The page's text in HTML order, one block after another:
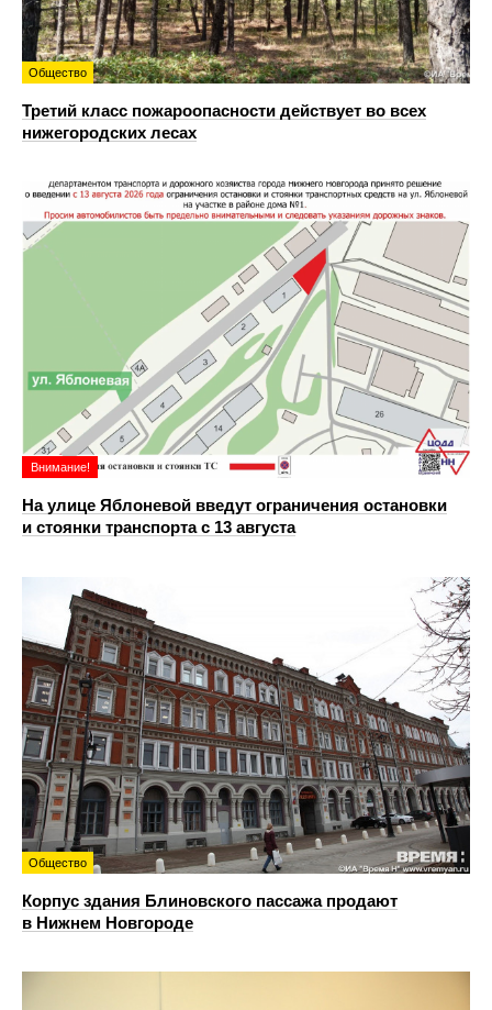
Общество
Третий класс пожароопасности действует во всех
нижегородских лесах
Внимание!
На улице Яблоневой введут ограничения остановки
и стоянки транспорта с 13 августа
Общество
Корпус здания Блиновского пассажа продают
в Нижнем Новгороде